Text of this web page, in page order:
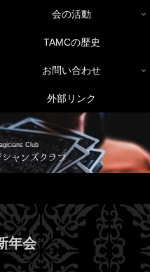
会の活動
TAMCの歴史
お問い合わせ
外部リンク
Club
ャンズクラブ
年会